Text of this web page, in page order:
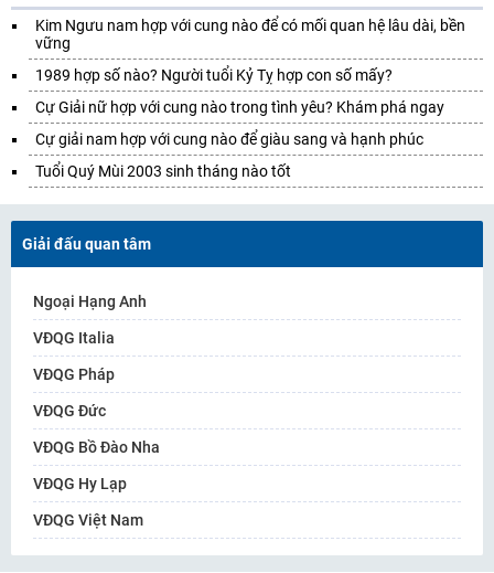
Kim Ngưu nam hợp với cung nào để có mối quan hệ lâu dài, bền
vững
1989 hợp số nào? Người tuổi Kỷ Tỵ hợp con số mấy?
Cự Giải nữ hợp với cung nào trong tình yêu? Khám phá ngay
Cự giải nam hợp với cung nào để giàu sang và hạnh phúc
Tuổi Quý Mùi 2003 sinh tháng nào tốt
Giải đấu quan tâm
Ngoại Hạng Anh
VĐQG Italia
VĐQG Pháp
VĐQG Đức
VĐQG Bồ Đào Nha
VĐQG Hy Lạp
VĐQG Việt Nam